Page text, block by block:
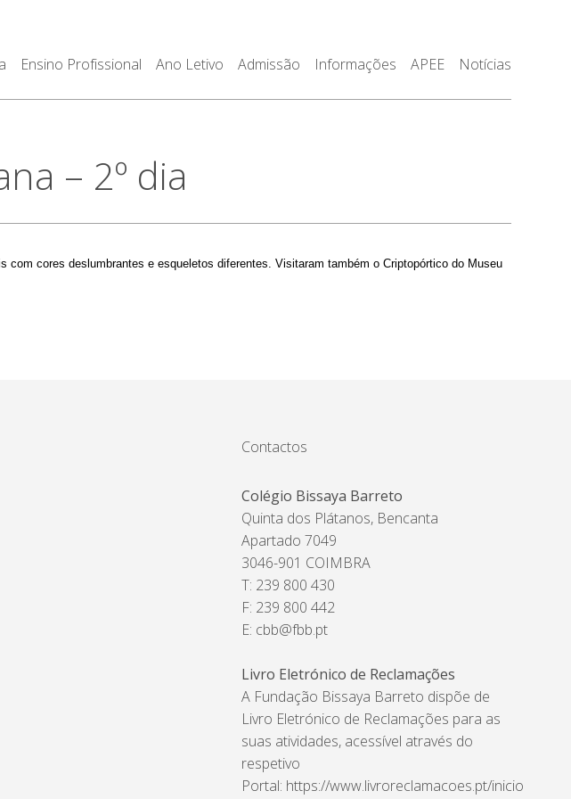
Ensino Profissional Ano Letivo Admissão Informações APEE Notícias
– 2º dia
cores deslumbrantes e esqueletos diferentes. Visitaram também o Criptopórtico do Museu
Contactos
Colégio Bissaya Barreto
Quinta dos Plátanos, Bencanta
Apartado 7049
3046-901 COIMBRA
T: 239 800 430
F: 239 800 442
E: cbb@fbb.pt
Livro Eletrónico de Reclamações
A Fundação Bissaya Barreto dispõe de
Livro Eletrónico de Reclamações para as
suas atividades, acessível através do
respetivo
Portal: https://www.livroreclamacoes.pt/inicio